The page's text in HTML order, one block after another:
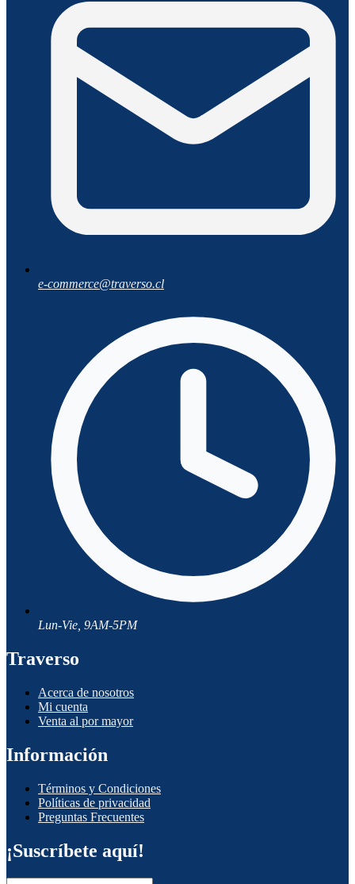
e-commerce@traverso.cl
Lun-Vie, 9AM-5PM
Traverso
Acerca de nosotros
Mi cuenta
Venta al por mayor
Información
Términos y Condiciones
Políticas de privacidad
Preguntas Frecuentes
¡Suscríbete aquí!